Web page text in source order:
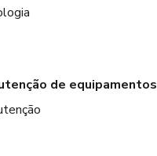
de equipamentos